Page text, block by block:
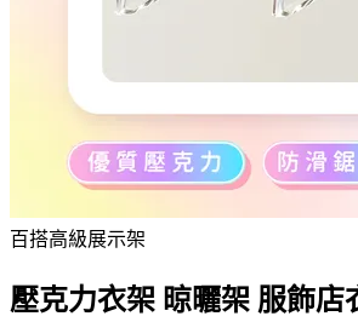
百搭高級展示架
壓克力衣架 晾曬架 服飾店